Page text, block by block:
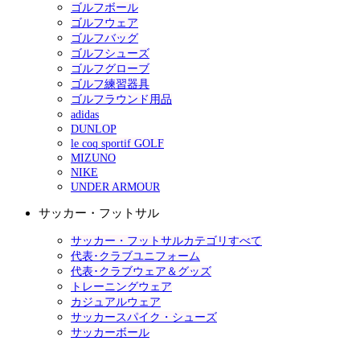
ゴルフボール
ゴルフウェア
ゴルフバッグ
ゴルフシューズ
ゴルフグローブ
ゴルフ練習器具
ゴルフラウンド用品
adidas
DUNLOP
le coq sportif GOLF
MIZUNO
NIKE
UNDER ARMOUR
サッカー・フットサル
サッカー・フットサルカテゴリすべて
代表･クラブユニフォーム
代表･クラブウェア＆グッズ
トレーニングウェア
カジュアルウェア
サッカースパイク・シューズ
サッカーボール